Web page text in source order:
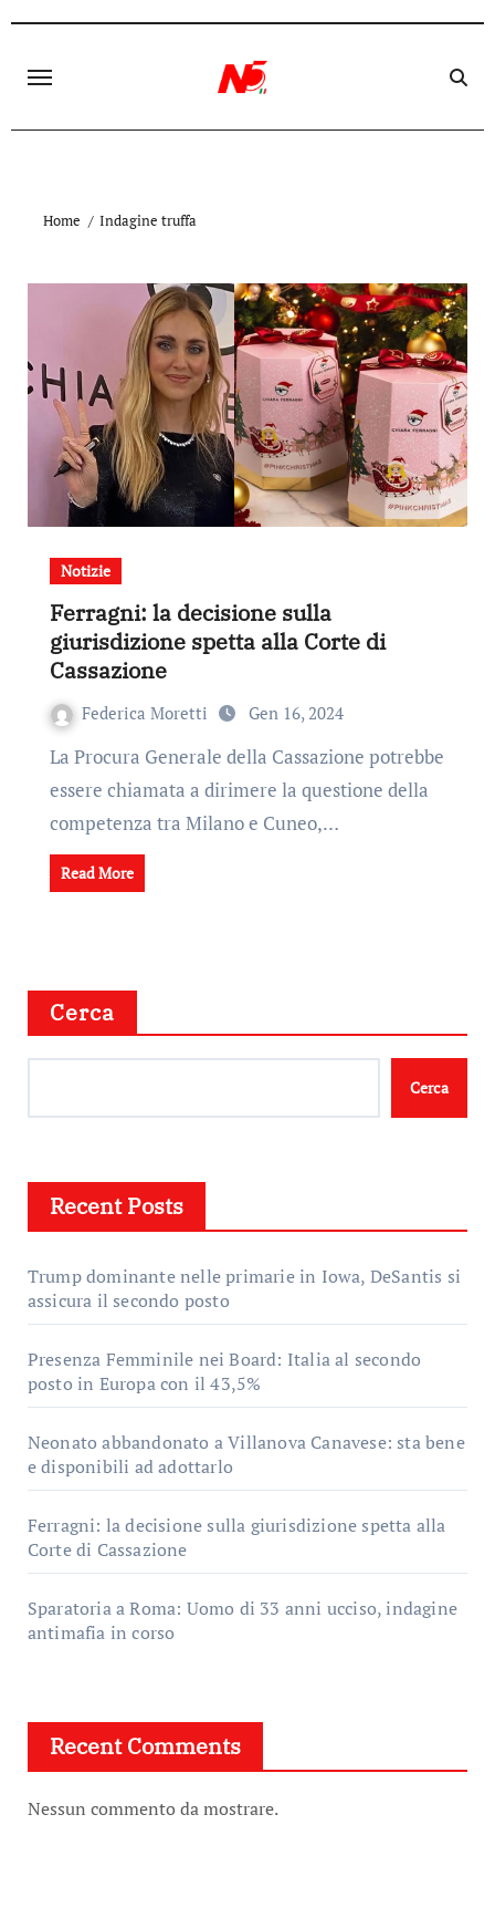
content
Home Indagine truffa
Notizie
Ferragni: la decisione sulla
giurisdizione spetta alla Corte di
Cassazione
Federica Moretti Gen 16, 2024
La Procura Generale della Cassazione potrebbe
essere chiamata a dirimere la questione della
competenza tra Milano e Cuneo,…
Read More
Cerca
Cerca
Recent Posts
Trump dominante nelle primarie in Iowa, DeSantis si
assicura il secondo posto
Presenza Femminile nei Board: Italia al secondo
posto in Europa con il 43,5%
Neonato abbandonato a Villanova Canavese: sta bene
e disponibili ad adottarlo
Ferragni: la decisione sulla giurisdizione spetta alla
Corte di Cassazione
Sparatoria a Roma: Uomo di 33 anni ucciso, indagine
antimafia in corso
Recent Comments
Nessun commento da mostrare.